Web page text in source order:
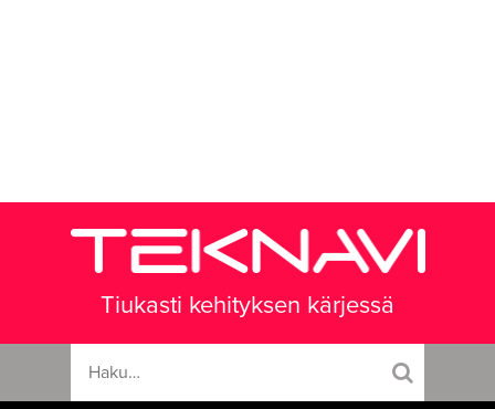
Tiukasti kehityksen kärjessä